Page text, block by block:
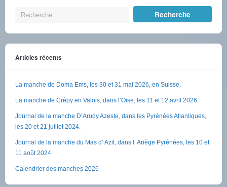
Articles récents
La manche de Doma Ems, les 30 et 31 mai 2026, en Suisse.
La manche de Crèpy en Valois, dans l’Oise, les 11 et 12 avril 2026.
Journal de la manche D’Arudy Azeste, dans les Pyrénées Atlantiques,
les 20 et 21 juillet 2024.
Journal de la manche du Mas d’ Azil, dans l’ Ariège Pyrénées, les 10 et
11 août 2024.
Calendrier des manches 2026